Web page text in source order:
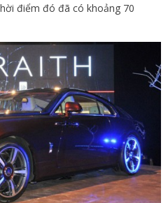
điểm đó đã có khoảng 70